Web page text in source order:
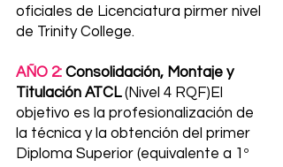
oficiales de Licenciatura pirmer nivel
de Trinity College.
AÑO 2: Consolidación, Montaje y
Titulación ATCL(Nivel 4 RQF)El
objetivo es la profesionalización de
la técnica y la obtención del primer
Diploma Superior (equivalente a 1º